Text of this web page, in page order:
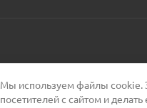
Мы используем файлы cookie.
посетителей с сайтом и